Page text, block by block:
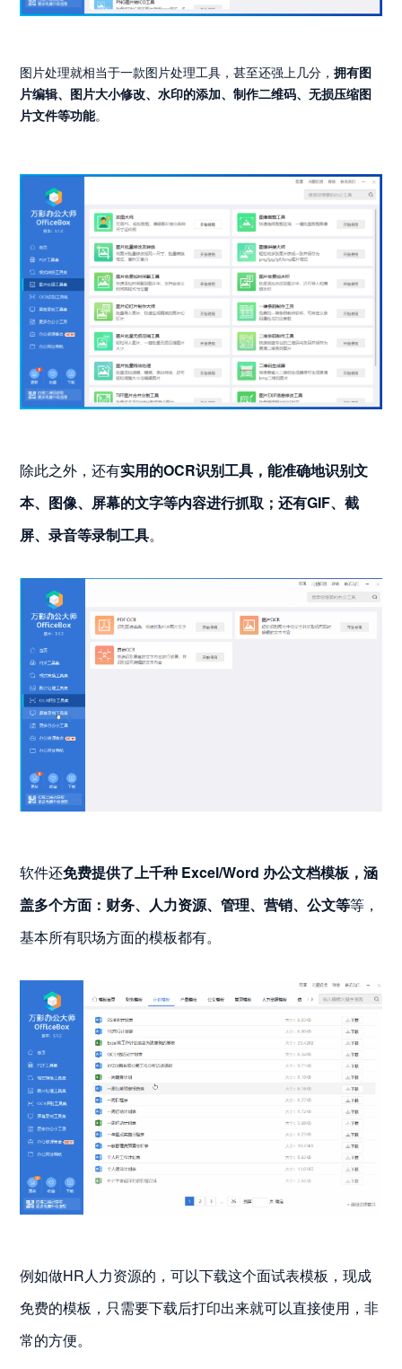
图片处理就相当于一款图片处理工具，甚至还强上几分，拥有图
片编辑、图片大小修改、水印的添加、制作二维码、无损压缩图
片文件等功能。
除此之外，还有实用的OCR识别工具，能准确地识别文
本、图像、屏幕的文字等内容进行抓取；还有GIF、截
屏、录音等录制工具。
软件还免费提供了上千种 Excel/Word 办公文档模板，涵
盖多个方面：财务、人力资源、管理、营销、公文等等，
基本所有职场方面的模板都有。
例如做HR人力资源的，可以下载这个面试表模板，现成
免费的模板，只需要下载后打印出来就可以直接使用，非
常的方便。